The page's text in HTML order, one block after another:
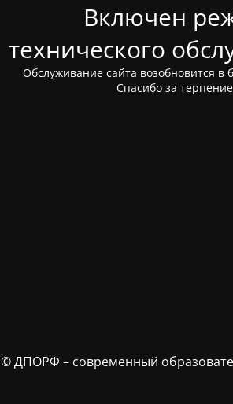
Включен
технического
Обслуживание сайта возобновится
Спасибо за
© ДПОРФ – современный